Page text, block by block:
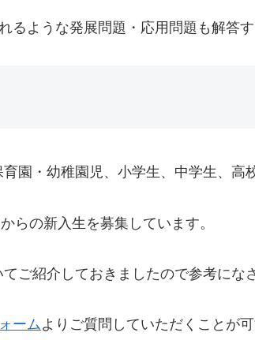
ような発展問題・応用問題も解答
園・幼稚園児、小学生、中学生、高
らの新入生を募集しています。
ご紹介しておきましたので参考にな
ームよりご質問していただくことが可